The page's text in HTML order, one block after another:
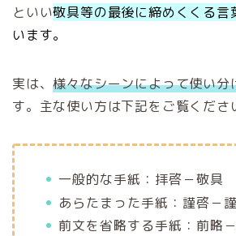
といい敬具等の最後に締めくくる言
います。
実は、様々なシーンによって使い分
す。主な使い方は下記をご覧くださ
一般的な手紙：拝啓－敬具
あらたまった手紙：謹啓－
前文を省略する手紙：前略